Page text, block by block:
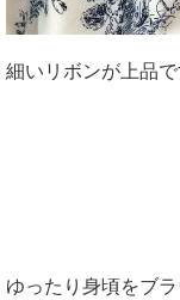
細いリボンが上品で
ゆったり身頃をブ